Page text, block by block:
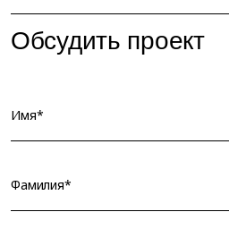
Обсудить проект
Имя*
Фамилия*